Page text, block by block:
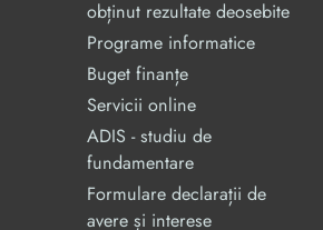
obținut rezultate deosebite
Programe informatice
Buget finanțe
Servicii online
ADIS - studiu de
fundamentare
Formulare declarații de
avere și interese